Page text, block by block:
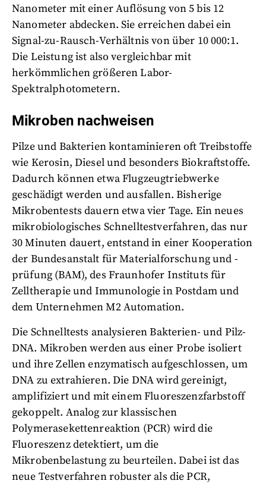
Nanometer mit einer Auflösung von 5 bis 12
Nanometer abdecken. Sie erreichen dabei ein
Signal-zu-Rausch-Verhältnis von über 10 000:1.
Die Leistung ist also vergleichbar mit
herkömmlichen größeren Labor-
Spektralphotometern.
Mikroben nachweisen
Pilze und Bakterien kontaminieren oft Treibstoffe
wie Kerosin, Diesel und besonders Biokraftstoffe.
Dadurch können etwa Flugzeugtriebwerke
geschädigt werden und ausfallen. Bisherige
Mikrobentests dauern etwa vier Tage. Ein neues
mikrobiologisches Schnelltestverfahren, das nur
30 Minuten dauert, entstand in einer Kooperation
der Bundesanstalt für Materialforschung und -
prüfung (BAM), des Fraunhofer Instituts für
Zelltherapie und Immunologie in Postdam und
dem Unternehmen M2 Automation.
Die Schnelltests analysieren Bakterien- und Pilz-
DNA. Mikroben werden aus einer Probe isoliert
und ihre Zellen enzymatisch aufgeschlossen, um
DNA zu extrahieren. Die DNA wird gereinigt,
amplifiziert und mit einem Fluoreszenzfarbstoff
gekoppelt. Analog zur klassischen
Polymerasekettenreaktion (PCR) wird die
Fluoreszenz detektiert, um die
Mikrobenbelastung zu beurteilen. Dabei ist das
neue Testverfahren robuster als die PCR,